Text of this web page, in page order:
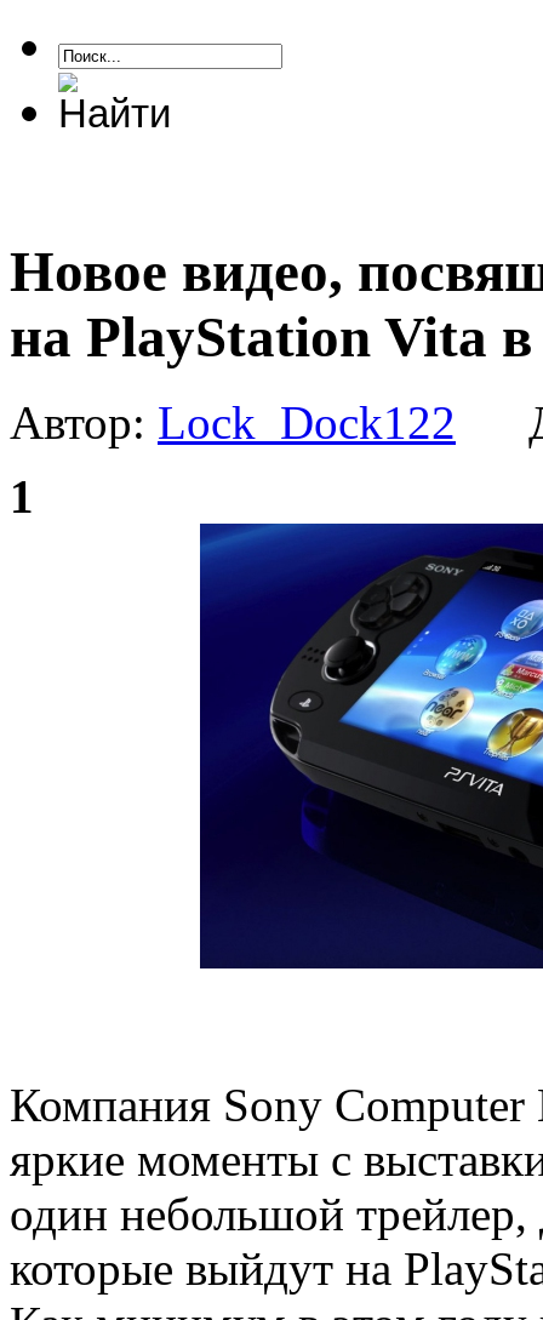
Новое видео,
на PlayStation Vita в
Автор: Lock_Dock122
1
Компания Sony Computer
яркие моменты с
один небольшой
которые выйдут на